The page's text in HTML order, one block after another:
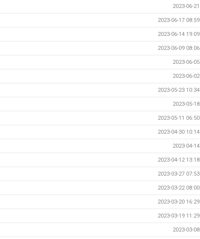
2023-06-21
2023-06-17 08:59
2023-06-14 19:09
2023-06-09 08:06
2023-06-05
2023-06-02
2023-05-23 10:34
2023-05-18
2023-05-11 06:50
2023-04-30 10:14
2023-04-14
2023-04-12 13:18
2023-03-27 07:53
2023-03-22 08:00
2023-03-20 16:29
2023-03-19 11:29
2023-03-08